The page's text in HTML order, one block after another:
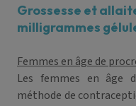
indésirables étaient
modérée. Dans
ont été de 12 % pour
et de 5 % pour ceux
indésirables les plus
Grossesse et
milligrammes
Femmes en âge de
Les femmes en âge
méthode de